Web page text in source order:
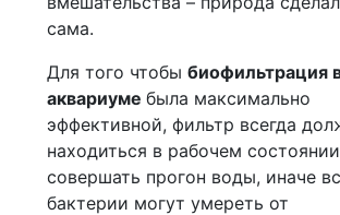
сама.
Для того чтобы биофильтрация
аквариуме была максимально
эффективной, фильтр всегда
находиться в рабочем
совершать прогон воды, иначе
бактерии могут умереть от